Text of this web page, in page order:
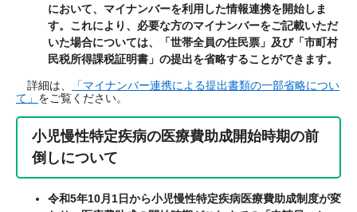
において、マイナンバーを利用した情報連携を開始しま
す。これにより、必要な方のマイナンバーをご記載いただ
いた場合については、「世帯全員の住民票」及び「市町村
民税所得課税証明書」の提出を省略することができます。​
​ 詳細は、
「マイナンバー連携による提出書類の一部省略につい
て」 をご覧ください。
小児慢性特定疾病の医療費助成開始時期の前
倒しについて
令和5年10月1日から小児慢性特定疾病医療費助成制度が変